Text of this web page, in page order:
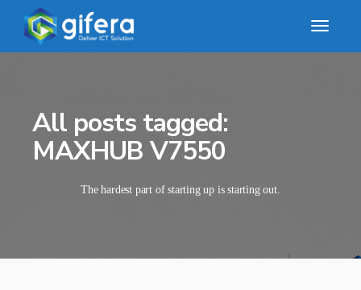
All posts tagged:
MAXHUB V7550
The hardest part of starting up is starting out.